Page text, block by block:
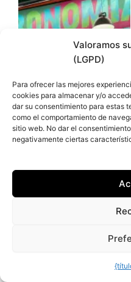
Valoramos
(LGPD)
Para ofrecer las mejores
cookies para almacenar y/o
dar su consentimiento para estas
como el comportamiento de
sitio web. No dar el
negativamente ciertas